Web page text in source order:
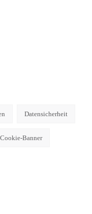
Datensicherheit
Banner